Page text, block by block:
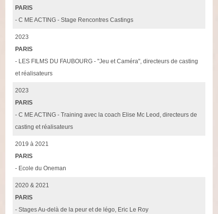
PARIS
- C ME ACTING - Stage Rencontres Castings
2023
PARIS
- LES FILMS DU FAUBOURG - "Jeu et Caméra", directeurs de casting
et réalisateurs
2023
PARIS
- C ME ACTING - Training avec la coach Elise Mc Leod, directeurs de
casting et réalisateurs
2019 à 2021
PARIS
- Ecole du Oneman
2020 & 2021
PARIS
- Stages Au-delà de la peur et de légo, Eric Le Roy